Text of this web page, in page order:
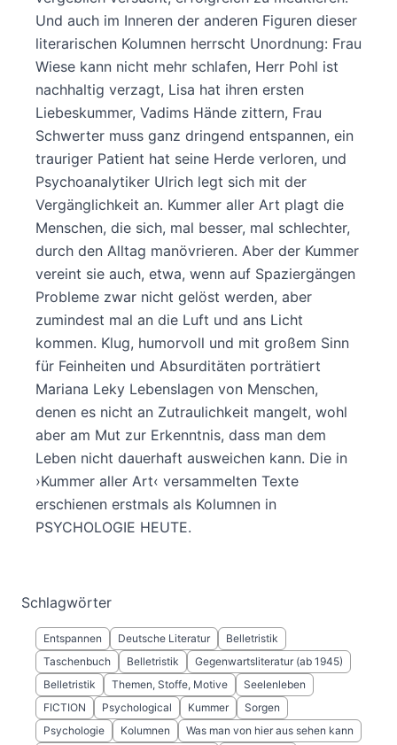
Und auch im Inneren der anderen Figuren dieser
literarischen Kolumnen herrscht Unordnung: Frau
Wiese kann nicht mehr schlafen, Herr Pohl ist
nachhaltig verzagt, Lisa hat ihren ersten
Liebeskummer, Vadims Hände zittern, Frau
Schwerter muss ganz dringend entspannen, ein
trauriger Patient hat seine Herde verloren, und
Psychoanalytiker Ulrich legt sich mit der
Vergänglichkeit an. Kummer aller Art plagt die
Menschen, die sich, mal besser, mal schlechter,
durch den Alltag manövrieren. Aber der Kummer
vereint sie auch, etwa, wenn auf Spaziergängen
Probleme zwar nicht gelöst werden, aber
zumindest mal an die Luft und ans Licht
kommen. Klug, humorvoll und mit großem Sinn
für Feinheiten und Absurditäten porträtiert
Mariana Leky Lebenslagen von Menschen,
denen es nicht an Zutraulichkeit mangelt, wohl
aber am Mut zur Erkenntnis, dass man dem
Leben nicht dauerhaft ausweichen kann. Die in
›Kummer aller Art‹ versammelten Texte
erschienen erstmals als Kolumnen in
PSYCHOLOGIE HEUTE.
Schlagwörter
Entspannen Deutsche Literatur
Belletristik
Taschenbuch
Belletristik
Gegenwartsliteratur (ab 1945)
Belletristik
Themen, Stoffe, Motive
Seelenleben
FICTION
Psychological Kummer
Sorgen
Psychologie
Kolumnen Was man von hier aus sehen kann